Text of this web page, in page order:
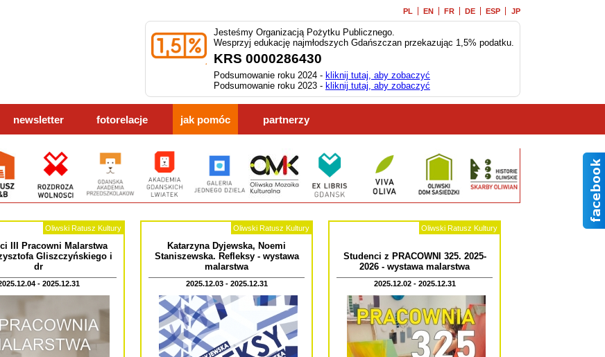
PL EN FR DE ESP JP
Jesteśmy Organizacją Pożytku Publicznego.
Wesprzyj edukację najmłodszych Gdańszczan przekazując 1,5% podatku.
KRS 0000286430
Podsumowanie roku 2024 - kliknij tutaj, aby zobaczyć
Podsumowanie roku 2023 - kliknij tutaj, aby zobaczyć
newsletter fotorelacje jak pomóc partnerzy
Oliwski Ratusz Kultury
III Pracowni Malarstwa
Gliszczyńskiego i
dr
- 2025.12.31
Oliwski Ratusz Kultury
Katarzyna Dyjewska, Noemi
Staniszewska. Refleksy - wystawa
malarstwa
2025.12.03 - 2025.12.31
Oliwski Ratusz Kultury
Studenci z PRACOWNI 325. 2025-
2026 - wystawa malarstwa
2025.12.02 - 2025.12.31